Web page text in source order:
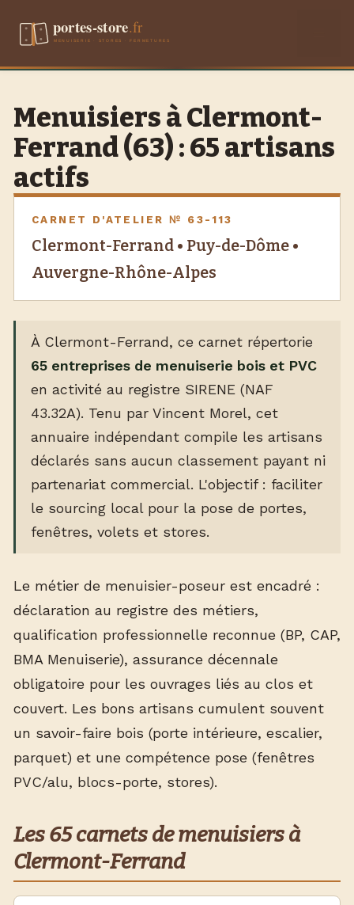
Menuisiers à Clermont-
Ferrand (63) : 65 artisans
actifs
CARNET D'ATELIER № 63-113
Clermont-Ferrand • Puy-de-Dôme •
Auvergne-Rhône-Alpes
À Clermont-Ferrand, ce carnet répertorie
65 entreprises de menuiserie bois et PVC
en activité au registre SIRENE (NAF
43.32A). Tenu par Vincent Morel, cet
annuaire indépendant compile les artisans
déclarés sans aucun classement payant ni
partenariat commercial. L'objectif : faciliter
le sourcing local pour la pose de portes,
fenêtres, volets et stores.
Le métier de menuisier-poseur est encadré :
déclaration au registre des métiers,
qualification professionnelle reconnue (BP, CAP,
BMA Menuiserie), assurance décennale
obligatoire pour les ouvrages liés au clos et
couvert. Les bons artisans cumulent souvent
un savoir-faire bois (porte intérieure, escalier,
parquet) et une compétence pose (fenêtres
PVC/alu, blocs-porte, stores).
Les 65 carnets de menuisiers à
Clermont-Ferrand